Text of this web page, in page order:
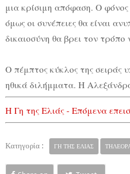
μια κρίσιμη απόφαση. Ο φόνος
όμως οι συνέπειες θα είναι
δικαιοσύνη θα βρει τον τρόπο
Ο πέμπτος κύκλος της σειράς
ηθικά διλήμματα. Η
Η Γη της Ελιάς - Επόμενα
Κατηγορία : ΓΗ ΤΗΣ ΕΛΙΑΣ